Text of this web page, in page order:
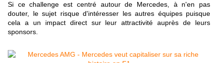
Si ce challenge est centré autour de Mercedes, à n'en pas
douter, le sujet risque d'intéresser les autres équipes puisque
cela a un impact direct sur leur attractivité auprès de leurs
sponsors.